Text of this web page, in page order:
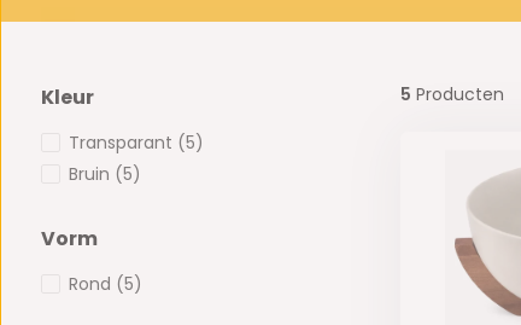
Kleur
Transparant (5)
Bruin (5)
Vorm
Rond (5)
5 Producten